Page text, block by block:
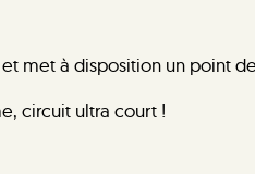
met à disposition un point
circuit ultra court !